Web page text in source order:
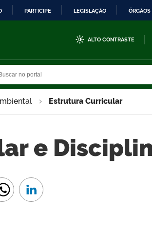
PARTICIPE LEGISLAÇÃO
ALTO CONTRASTE
Estrutura Curricular
e